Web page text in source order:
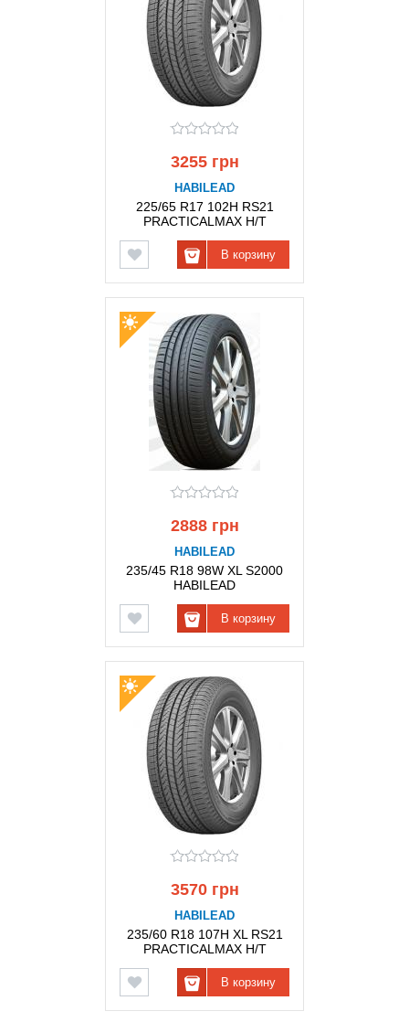
3255 грн
HABILEAD
225/65 R17 102H RS21
PRACTICALMAX H/T
В корзину
2888 грн
HABILEAD
235/45 R18 98W XL S2000
HABILEAD
В корзину
3570 грн
HABILEAD
235/60 R18 107H XL RS21
PRACTICALMAX H/T
В корзину